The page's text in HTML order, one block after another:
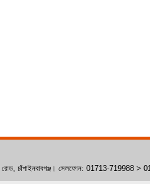
রোড, চাঁপাইনবাবগঞ্জ। সেলফোন: 01713-